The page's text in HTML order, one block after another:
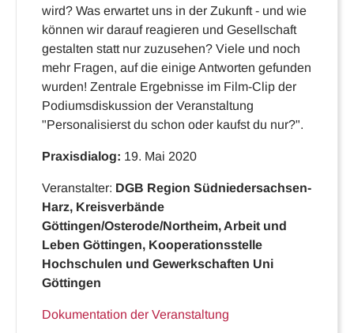
wird? Was erwartet uns in der Zukunft - und wie
können wir darauf reagieren und Gesellschaft
gestalten statt nur zuzusehen? Viele und noch
mehr Fragen, auf die einige Antworten gefunden
wurden! Zentrale Ergebnisse im Film-Clip der
Podiumsdiskussion der Veranstaltung
"Personalisierst du schon oder kaufst du nur?".
Praxisdialog: 19. Mai 2020
Veranstalter: DGB Region Südniedersachsen-
Harz, Kreisverbände
Göttingen/Osterode/Northeim, Arbeit und
Leben Göttingen, Kooperationsstelle
Hochschulen und Gewerkschaften Uni
Göttingen
Dokumentation der Veranstaltung